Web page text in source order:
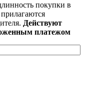
покупки в
Действуют
платежом